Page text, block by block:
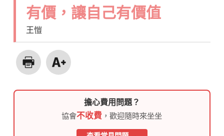
有價，讓自己有價值
王愷
擔心費用問題？
協會不收費 ，歡迎隨時來坐坐